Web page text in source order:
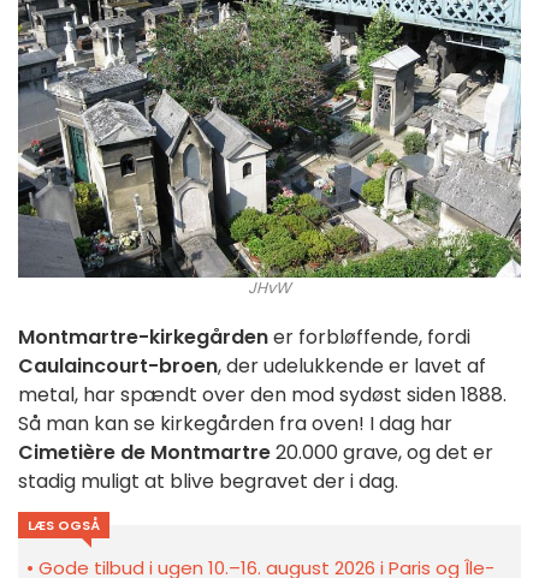
JHvW
Montmartre-kirkegårdener forbløffende, fordi
Caulaincourt-broen, der udelukkende er lavet af
metal, har spændt over den mod sydøst siden 1888.
Så man kan se kirkegården fra oven! I dag har
Cimetière de Montmartre20.000 grave, og det er
stadig muligt at blive begravet der i dag.
LÆS OGSÅ
Gode tilbud i ugen 10.–16. august 2026 i Paris og Île-